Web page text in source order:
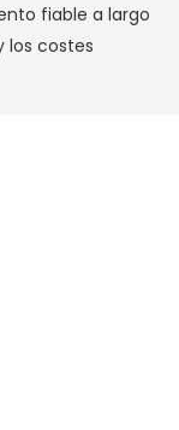
fiable a largo
los costes